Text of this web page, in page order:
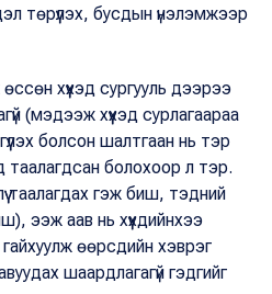
төрүүлэх, бусдын үнэлэмжээр
хүүхэд сургууль дээрээ
(мэдээж хүүхэд сурлагаараа
болсон шалтгаан нь тэр
таалагдсан болохоор л тэр.
таалагдах гэж биш, тэдний
ээж аав нь хүүхдийнхээ
өөрсдийн хэврэг
шаардлагагүй гэдгийг